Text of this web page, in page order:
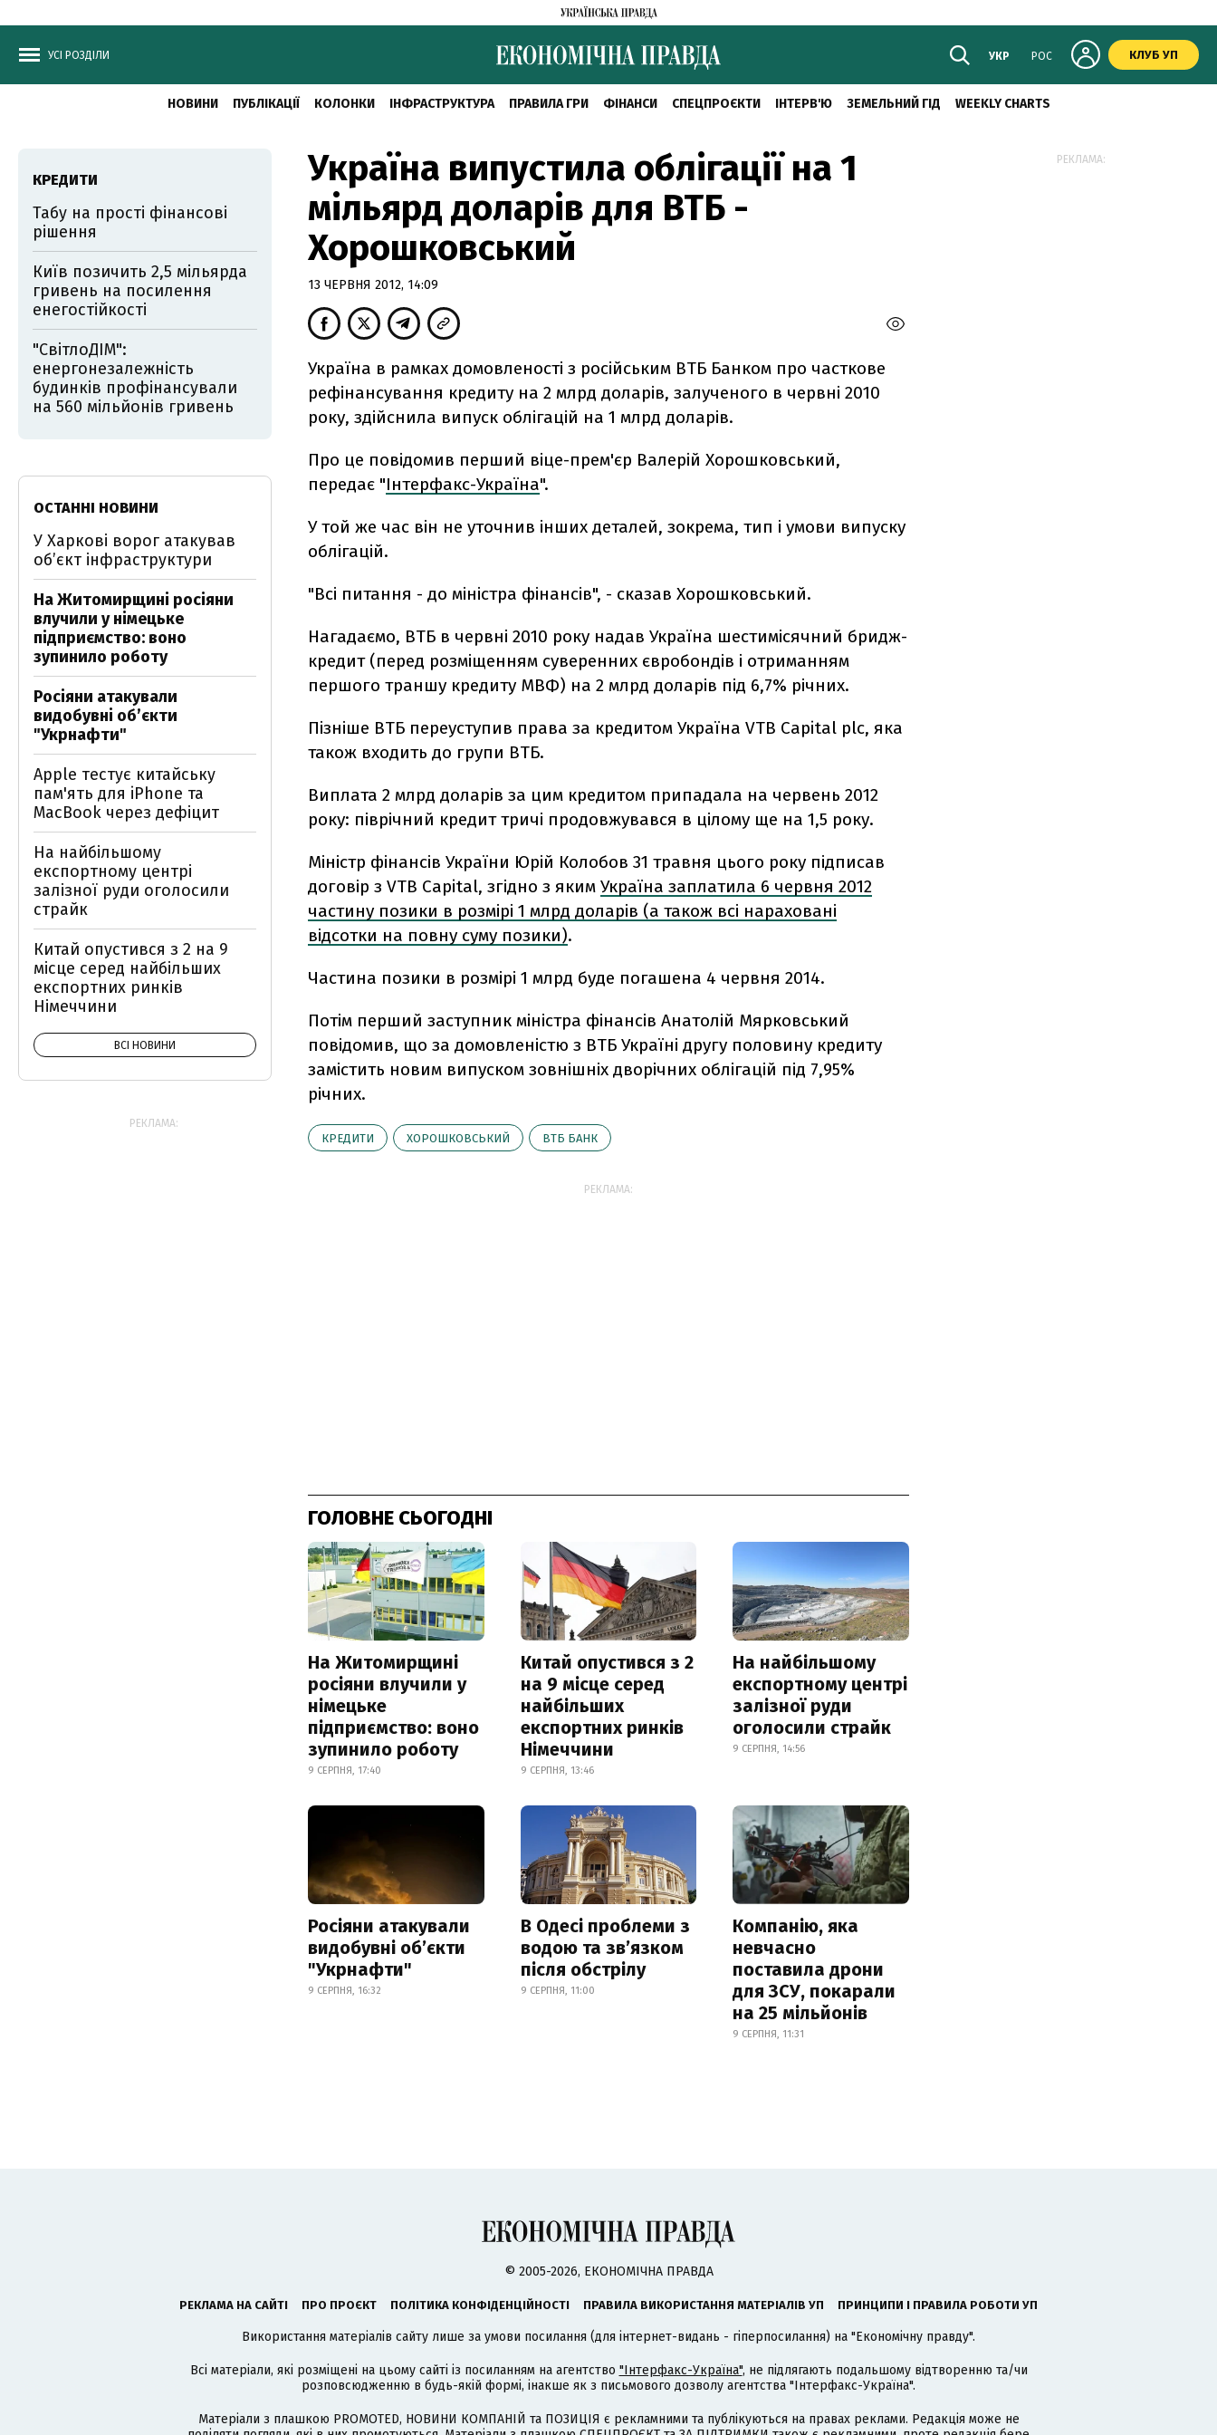
УСІ РОЗДІЛИ УКР РОС КЛУБ УП
НОВИНИ ПУБЛІКАЦІЇ КОЛОНКИ ІНФРАСТРУКТУРА ПРАВИЛА ГРИ ФІНАНСИ СПЕЦПРОЄКТИ ІНТЕРВ'Ю ЗЕМЕЛЬНИЙ ГІД WEEKLY CHARTS
Україна випустила облігації на 1
мільярд доларів для ВТБ -
Хорошковський
13 ЧЕРВНЯ 2012, 14:09
Україна в рамках домовленості з російським ВТБ Банком про часткове
рефінансування кредиту на 2 млрд доларів, залученого в червні 2010
року, здійснила випуск облігацій на 1 млрд доларів.
Про це повідомив перший віце-прем'єр Валерій Хорошковський,
передає "Інтерфакс-Україна".
У той же час він не уточнив інших деталей, зокрема, тип і умови випуску
облігацій.
"Всі питання - до міністра фінансів", - сказав Хорошковський.
Нагадаємо, ВТБ в червні 2010 року надав Україна шестимісячний бридж-
кредит (перед розміщенням суверенних євробондів і отриманням
першого траншу кредиту МВФ) на 2 млрд доларів під 6,7% річних.
Пізніше ВТБ переуступив права за кредитом Україна VTB Capital plc, яка
також входить до групи ВТБ.
Виплата 2 млрд доларів за цим кредитом припадала на червень 2012
року: піврічний кредит тричі продовжувався в цілому ще на 1,5 року.
Міністр фінансів України Юрій Колобов 31 травня цього року підписав
договір з VTB Capital, згідно з яким Україна заплатила 6 червня 2012
частину позики в розмірі 1 млрд доларів (а також всі нараховані
відсотки на повну суму позики).
Частина позики в розмірі 1 млрд буде погашена 4 червня 2014.
Потім перший заступник міністра фінансів Анатолій Мярковський
повідомив, що за домовленістю з ВТБ Україні другу половину кредиту
замістить новим випуском зовнішніх дворічних облігацій під 7,95%
річних.
КРЕДИТИ ХОРОШКОВСЬКИЙ ВТБ БАНК
РЕКЛАМА:
ГОЛОВНЕ СЬОГОДНІ
На Житомирщині
росіяни влучили у
німецьке
підприємство: воно
зупинило роботу
9 СЕРПНЯ, 17:40
Китай опустився з 2
на 9 місце серед
найбільших
експортних ринків
Німеччини
9 СЕРПНЯ, 13:46
На найбільшому
експортному центрі
залізної руди
оголосили страйк
9 СЕРПНЯ, 14:56
Росіяни атакували
видобувні обʼєкти
"Укрнафти"
9 СЕРПНЯ, 16:32
В Одесі проблеми з
водою та звʼязком
після обстрілу
9 СЕРПНЯ, 11:00
Компанію, яка
невчасно
поставила дрони
для ЗСУ, покарали
на 25 мільйонів
9 СЕРПНЯ, 11:31
КРЕДИТИ
Табу на прості фінансові
рішення
Київ позичить 2,5 мільярда
гривень на посилення
енегостійкості
"СвітлоДІМ":
енергонезалежність
будинків профінансували
на 560 мільйонів гривень
ОСТАННІ НОВИНИ
У Харкові ворог атакував
обʼєкт інфраструктури
На Житомирщині росіяни
влучили у німецьке
підприємство: воно
зупинило роботу
Росіяни атакували
видобувні обʼєкти
"Укрнафти"
Apple тестує китайську
пам'ять для iPhone та
MacBook через дефіцит
На найбільшому
експортному центрі
залізної руди оголосили
страйк
Китай опустився з 2 на 9
місце серед найбільших
експортних ринків
Німеччини
ВСІ НОВИНИ
РЕКЛАМА:
РЕКЛАМА:
© 2005-2026, ЕКОНОМІЧНА ПРАВДА
РЕКЛАМА НА САЙТІ ПРО ПРОЄКТ ПОЛІТИКА КОНФІДЕНЦІЙНОСТІ ПРАВИЛА ВИКОРИСТАННЯ МАТЕРІАЛІВ УП ПРИНЦИПИ І ПРАВИЛА РОБОТИ УП
Використання матеріалів сайту лише за умови посилання (для інтернет-видань - гіперпосилання) на "Економічну правду".
Всі матеріали, які розміщені на цьому сайті із посиланням на агентство "Інтерфакс-Україна", не підлягають подальшому відтворенню та/чи
розповсюдженню в будь-якій формі, інакше як з письмового дозволу агентства "Інтерфакс-Україна".
Матеріали з плашкою PROMOTED, НОВИНИ КОМПАНІЙ та ПОЗИЦІЯ є рекламними та публікуються на правах реклами. Редакція може не